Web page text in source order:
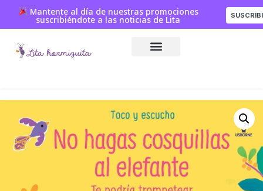
Mantente al día de nuestras promociones
suscribiéndote a las noticias de Lita